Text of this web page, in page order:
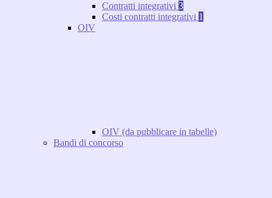
Contratti integrativi 3
Costi contratti integrativi 1
OIV
OIV (da pubblicare in tabelle)
Bandi di concorso